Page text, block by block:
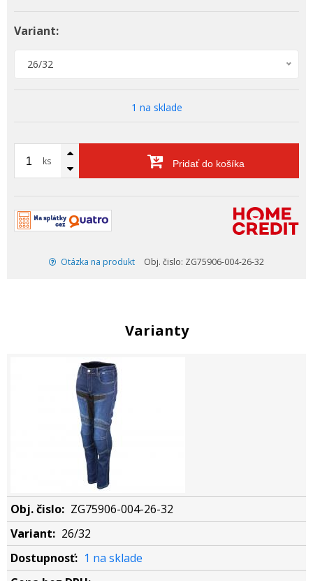
Variant:
26/32
1 na sklade
ks Pridať do košíka
Otázka na produkt Obj. čislo: ZG75906-004-26-32
Varianty
ZG75906-004-26-32
26/32
1 na sklade